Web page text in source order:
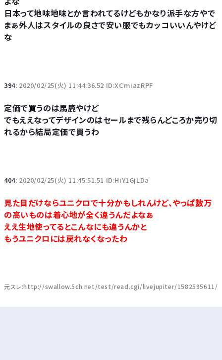
日本って地味地味とか言われてるけどもかなり派手な方やで
まぁ外人はスタイルの良さで安い服でもカッコいいんやけど
な
394: 2020/02/25(火) 11:44:36.52 ID:XCmiazRPF
定価で買うのは馬鹿やけど
でもええなってデザインのはセールまで残らんどころか売り切
れるから結局定価で買うわ
404: 2020/02/25(火) 11:45:51.51 ID:HiY1GjLDa
見た目だけならユニクロで十分かもしれんけど、やっぱ数万
の高いものは着心地が全く違うんだよなぁ
ええ生地使ってるとこんなにも違うんかと
もうユニクロには戻れなくなったわ
元スレ:http://swallow.5ch.net/test/read.cgi/livejupiter/1582595611/